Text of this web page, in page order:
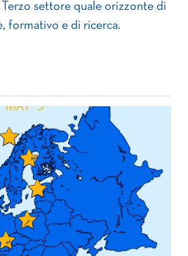
settore quale orizzonte di
formativo e di ricerca.